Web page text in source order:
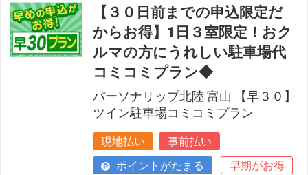
【３０日前までの申込限定だ
からお得】1日３室限定！おク
ルマの方にうれしい駐車場代
コミコミプラン◆
パーソナリップ北陸 富山 【早３０】
ツイン駐車場コミコミプラン
現地払い
事前払い
ポイントがたまる
早期がお得